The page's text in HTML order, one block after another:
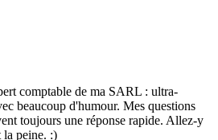
comptable de ma SARL : ultra-
beaucoup d'humour. Mes questions
toujours une réponse rapide. Allez-y
la peine. :)